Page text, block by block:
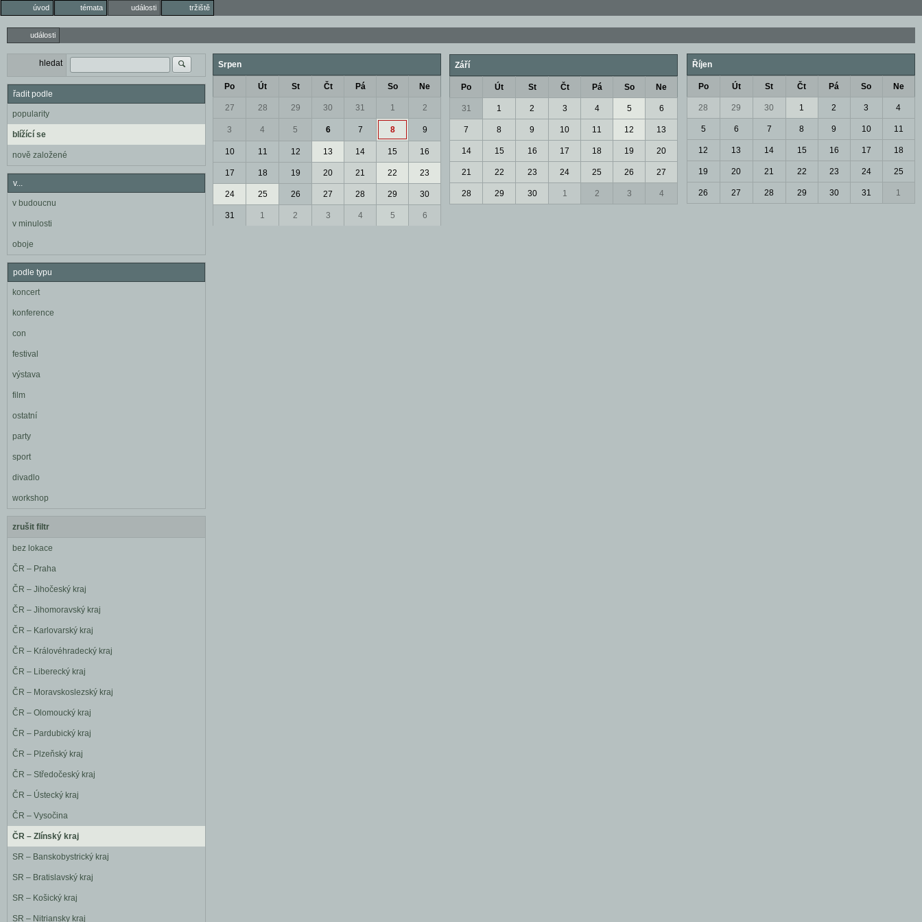
úvod témata události tržiště
události
hledat
řadit podle
popularity
blížící se
nově založené
v...
v budoucnu
v minulosti
oboje
podle typu
koncert
konference
con
festival
výstava
film
ostatní
party
sport
divadlo
workshop
zrušit filtr
bez lokace
ČR – Praha
ČR – Jihočeský kraj
ČR – Jihomoravský kraj
ČR – Karlovarský kraj
ČR – Královéhradecký kraj
ČR – Liberecký kraj
ČR – Moravskoslezský kraj
ČR – Olomoucký kraj
ČR – Pardubický kraj
ČR – Plzeňský kraj
ČR – Středočeský kraj
ČR – Ústecký kraj
ČR – Vysočina
ČR – Zlínský kraj
SR – Banskobystrický kraj
SR – Bratislavský kraj
SR – Košický kraj
SR – Nitriansky kraj
Srpen
Po Út St Čt Pá So Ne
27 28 29 30 31 1 2
3 4 5 6 7 8 9
10 11 12 13 14 15 16
17 18 19 20 21 22 23
24 25 26 27 28 29 30
31 1 2 3 4 5 6
Září
Po Út St Čt Pá So Ne
31 1 2 3 4 5 6
7 8 9 10 11 12 13
14 15 16 17 18 19 20
21 22 23 24 25 26 27
28 29 30 1 2 3 4
Říjen
Po Út St Čt Pá So Ne
28 29 30 1 2 3 4
5 6 7 8 9 10 11
12 13 14 15 16 17 18
19 20 21 22 23 24 25
26 27 28 29 30 31 1